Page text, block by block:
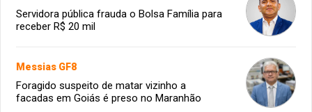
Servidora pública frauda o Bolsa Família para
receber R$ 20 mil
Messias GF8
Foragido suspeito de matar vizinho a
facadas em Goiás é preso no Maranhão